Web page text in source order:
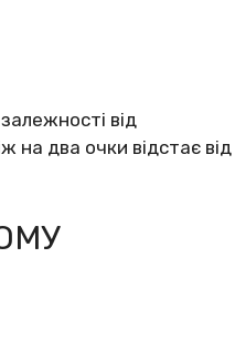
від
на два очки відстає від